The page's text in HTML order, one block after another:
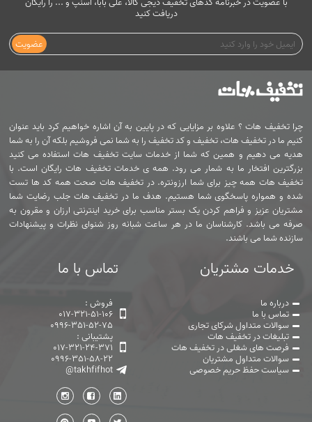
با عضویت در خبرنامه کدهای تخفیف دیجی کالا، علی بابا، اسنپ و ... را رایگان
دریافت کنید
عضویت
چرا تخفیف هات ؟ علاوه بر مزایایی که در پایین به آن اشاره خواهیم کرد باید عنوان
کنیم ما در تخفیف هات، تخفیف و کد تخفیف را به شما نمی فروشیم بلکه آن را به شما
هدیه می دهیم و همین که شما از خدمات سایت تخفیف هات استفاده می کنید
بزرگترین افتخار ما به شمار می رود. همه ی خدمات تخفیف هات رایگان است. با
تخفیف هات همه چیز برای شما ارزونتره. در تخفیف هات صحت همه کد ها تست
شده و همواره پاسخگوی شما هستیم. هدف ما در تخفیف هات جلب رضایت شما
مشتریان عزیز و فراهم کردن یک بستر مناسب برای خرید اینترنتی ارزان و مقرون به
صرفه می باشد. کارشناسان ما در هر ساعت شبانه روز شنوای نظرات و پیشنهادات
سازنده شما می باشند.
خدمات مشتریان
درباره ما
تماس با ما
سوالات متداول شرکای تجاری
تبلیغات در تخفیف هات
فرصت های شغلی در تخفیف هات
سوالات متداول مشتریان
سیاست حفظ حریم خصوصی
تماس با ما
فروش :
017-321-51-106
0996-351-52-75
پشتیبانی :
017-321-24-371
0996-351-58-22
@takhfifhot